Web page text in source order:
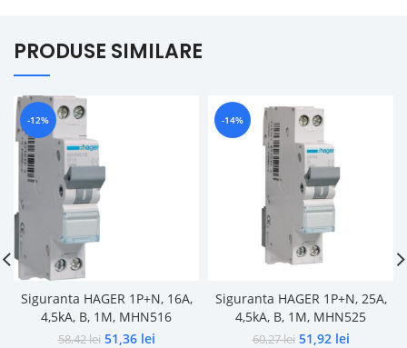
PRODUSE SIMILARE
-12%
Siguranta HAGER 1P+N, 16A,
4,5kA, B, 1M, MHN516
58,42lei 51,36 lei
-14%
Siguranta HAGER 1P+N, 25A,
4,5kA, B, 1M, MHN525
60,27lei 51,92 lei